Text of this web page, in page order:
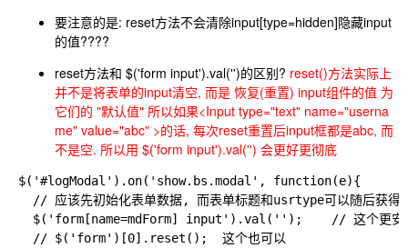
要注意的是: reset方法不会清除input[type=hidden]隐藏input
的值????
reset方法和 $('form input').val('')的区别? reset()方法实际上
并不是将表单的input清空, 而是 恢复(重置) input组件的值 为
它们的 "默认值" 所以如果<Input type="text" name="userna
me" value="abc" >的话, 每次reset重置后input框都是abc, 而
不是空. 所以用 $('form input').val('') 会更好更彻底
$('#logModal').on('show.bs.modal', function(e){
  // 应该先初始化表单数据, 而表单标题和usrtype可以随后获得
$('form[name=mdForm] input').val('');    // 这个更安
  // $('form')[0].reset();  这个也可以